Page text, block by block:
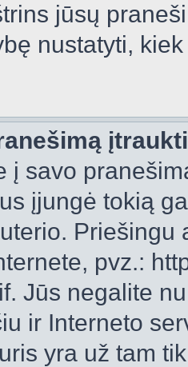
jūsų
nustatyti,
į savo
įjungė tokią
pvz.:
Jūs negalite
ir Interneto
yra už tam